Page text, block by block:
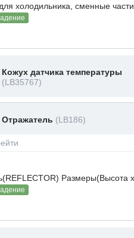
холодильника, сменные части
Кожух датчика температуры
(LB35767)
Отражатель (LB186)
Размеры(Высота